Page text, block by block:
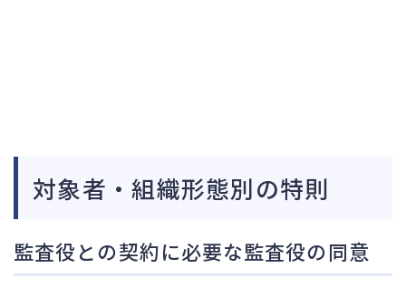
対象者・組織形態別の特則
監査役との契約に必要な監査役の同意